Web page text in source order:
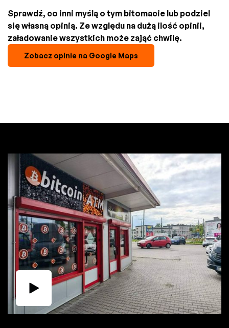
Sprawdź, co inni myślą o tym bitomacie lub podziel
się własną opinią. Ze względu na dużą ilość opinii,
załadowanie wszystkich może zająć chwilę.
Zobacz opinie na Google Maps